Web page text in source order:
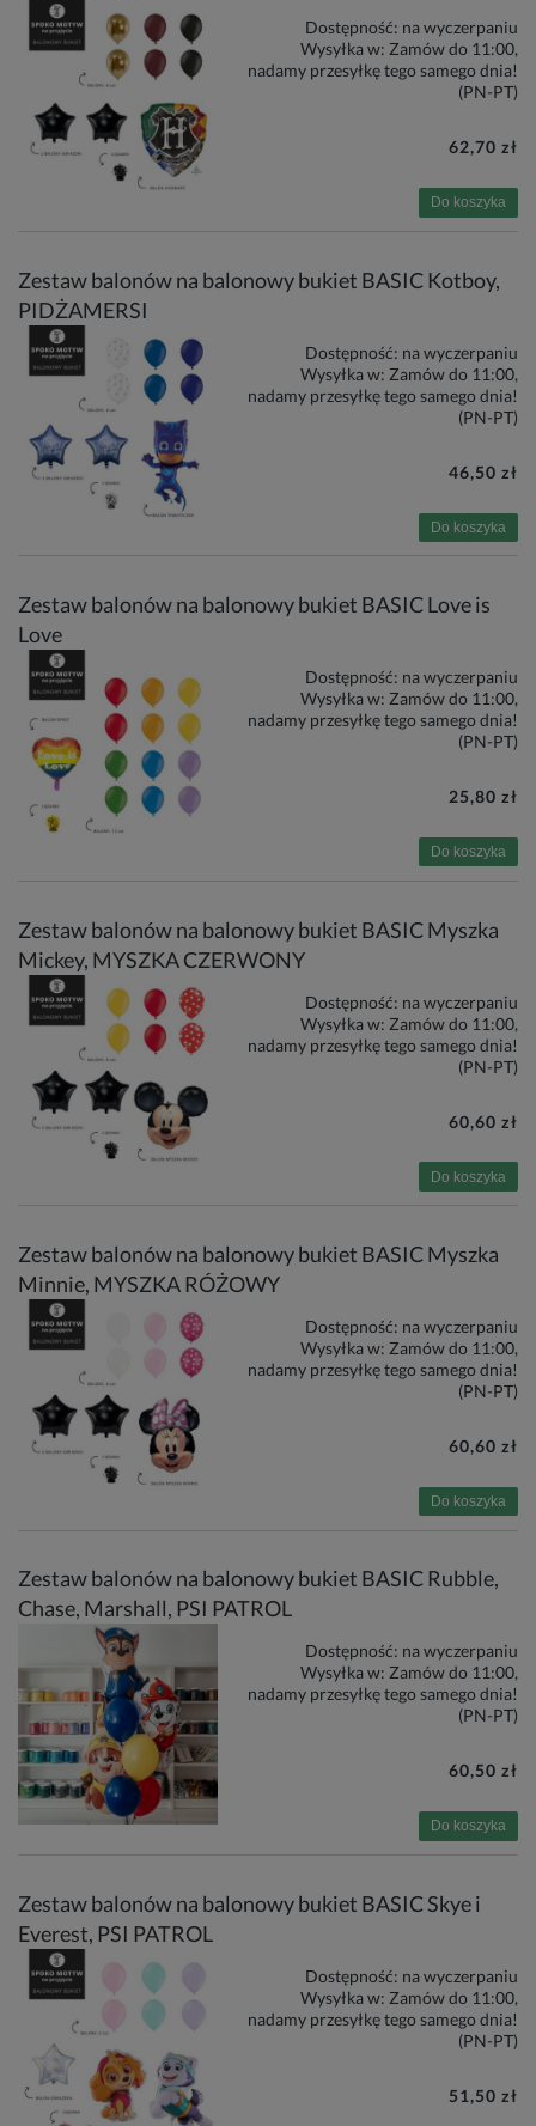
Dostępność: na wyczerpaniu
Wysyłka w: Zamów do 11:00,
nadamy przesyłkę tego samego dnia!
(PN-PT)
62,70 zł
Do koszyka
Zestaw balonów na balonowy bukiet BASIC Kotboy,
PIDŻAMERSI
Dostępność: na wyczerpaniu
Wysyłka w: Zamów do 11:00,
nadamy przesyłkę tego samego dnia!
(PN-PT)
46,50 zł
Do koszyka
Zestaw balonów na balonowy bukiet BASIC Love is
Love
Dostępność: na wyczerpaniu
Wysyłka w: Zamów do 11:00,
nadamy przesyłkę tego samego dnia!
(PN-PT)
25,80 zł
Do koszyka
Zestaw balonów na balonowy bukiet BASIC Myszka
Mickey, MYSZKA CZERWONY
Dostępność: na wyczerpaniu
Wysyłka w: Zamów do 11:00,
nadamy przesyłkę tego samego dnia!
(PN-PT)
60,60 zł
Do koszyka
Zestaw balonów na balonowy bukiet BASIC Myszka
Minnie, MYSZKA RÓŻOWY
Dostępność: na wyczerpaniu
Wysyłka w: Zamów do 11:00,
nadamy przesyłkę tego samego dnia!
(PN-PT)
60,60 zł
Do koszyka
Zestaw balonów na balonowy bukiet BASIC Rubble,
Chase, Marshall, PSI PATROL
Dostępność: na wyczerpaniu
Wysyłka w: Zamów do 11:00,
nadamy przesyłkę tego samego dnia!
(PN-PT)
60,50 zł
Do koszyka
Zestaw balonów na balonowy bukiet BASIC Skye i
Everest, PSI PATROL
Dostępność: na wyczerpaniu
Wysyłka w: Zamów do 11:00,
nadamy przesyłkę tego samego dnia!
(PN-PT)
51,50 zł